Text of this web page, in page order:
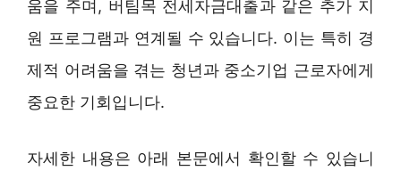
움을 주며, 버팀목 전세자금대출과 같은 추가 지
원 프로그램과 연계될 수 있습니다. 이는 특히 경
제적 어려움을 겪는 청년과 중소기업 근로자에게
중요한 기회입니다.
자세한 내용은 아래 본문에서 확인할 수 있습니